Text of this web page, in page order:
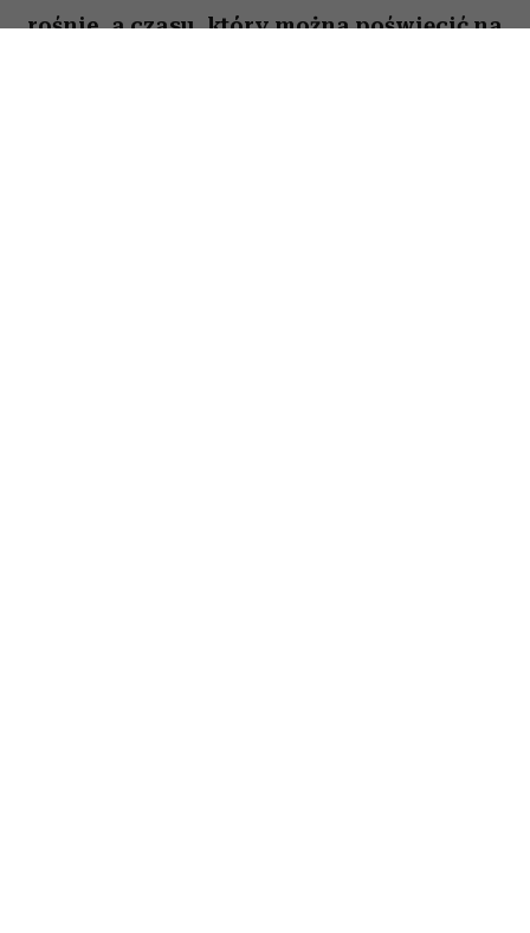
rośnie, a czasu, który można poświęcić na